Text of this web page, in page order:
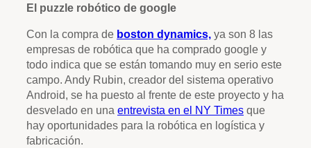
El puzzle robótico de google
Con la compra de boston dynamics, ya son 8 las
empresas de robótica que ha comprado google y
todo indica que se están tomando muy en serio este
campo. Andy Rubin, creador del sistema operativo
Android, se ha puesto al frente de este proyecto y ha
desvelado en una entrevista en el NY Times que
hay oportunidades para la robótica en logística y
fabricación.